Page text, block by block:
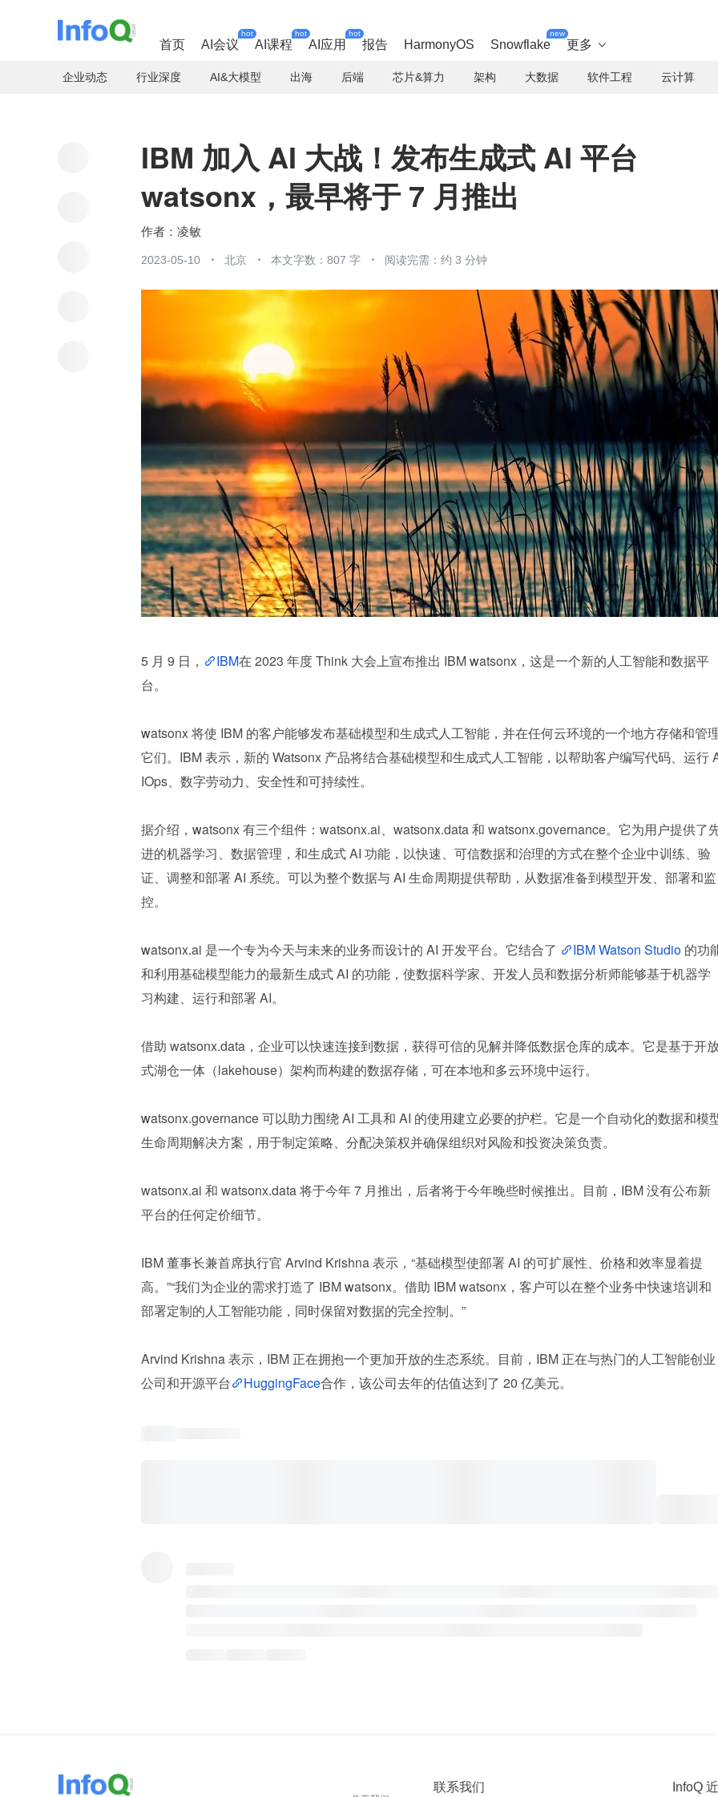
首页 AI会议
hot
AI课程
hot
AI应用
hot
报告 HarmonyOS Snowflake
new
更多 
企业动态 行业深度 AI&大模型 出海 后端 芯片&算力 架构 大数据 软件工程 云计算
IBM 加入 AI 大战！发布生成式 AI 平台
watsonx，最早将于 7 月推出
凌敏
2023-05-10 北京 本文字数：807 字 阅读完需：约 3 分钟
5 月 9 日， IBM在 2023 年度 Think 大会上宣布推出 IBM watsonx，这是一个新的人工智能和数据平
台。
watsonx 将使 IBM 的客户能够发布基础模型和生成式人工智能，并在任何云环境的一个地方存储和管
它们。IBM 表示，新的 Watsonx 产品将结合基础模型和生成式人工智能，以帮助客户编写代码、运行
IOps、数字劳动力、安全性和可持续性。
据介绍， watsonx 有三个组件：watsonx.ai、watsonx.data 和 watsonx.governance。它为用户提供了
进的机器学习、数据管理，和生成式 AI 功能，以快速、可信数据和治理的方式在整个企业中训练、验
证、调整和部署 AI 系统。可以为整个数据与 AI 生命周期提供帮助，从数据准备到模型开发、部署和监
控。
watsonx.ai 是一个专为今天与未来的业务而设计的 AI 开发平台。它结合了 IBM Watson Studio 的功
和利用基础模型能力的最新生成式 AI 的功能，使数据科学家、开发人员和数据分析师能够基于机器学
习构建、运行和部署 AI。
借助 watsonx.data，企业可以快速连接到数据，获得可信的见解并降低数据仓库的成本。它是基于开
式湖仓一体（lakehouse）架构而构建的数据存储，可在本地和多云环境中运行。
watsonx.governance 可以助力围绕 AI 工具和 AI 的使用建立必要的护栏。它是一个自动化的数据和模
生命周期解决方案，用于制定策略、分配决策权并确保组织对风险和投资决策负责。
watsonx.ai 和 watsonx.data 将于今年 7 月推出，后者将于今年晚些时候推出。目前，IBM 没有公布新
平台的任何定价细节。
IBM 董事长兼首席执行官 Arvind Krishna 表示，“基础模型使部署 AI 的可扩展性、价格和效率显着提
高。”“我们为企业的需求打造了 IBM watsonx。借助 IBM watsonx，客户可以在整个业务中快速培训和
部署定制的人工智能功能，同时保留对数据的完全控制。”
Arvind Krishna 表示，IBM 正在拥抱一个更加开放的生态系统。目前，IBM 正在与热门的人工智能创业
公司和开源平台
HuggingFace合作，该公司去年的估值达到了 20 亿美元。
联系我们 InfoQ